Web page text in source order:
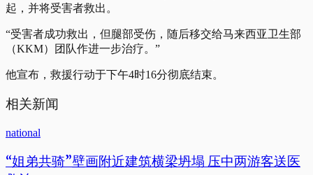
起，并将受害者救出。
“受害者成功救出，但腿部受伤，随后移交给马来西亚卫生部
（KKM）团队作进一步治疗。”
他宣布，救援行动于下午4时16分彻底结束。
相关新闻
national
“姐弟共骑”壁画附近建筑横梁坍塌 压中两游客送医